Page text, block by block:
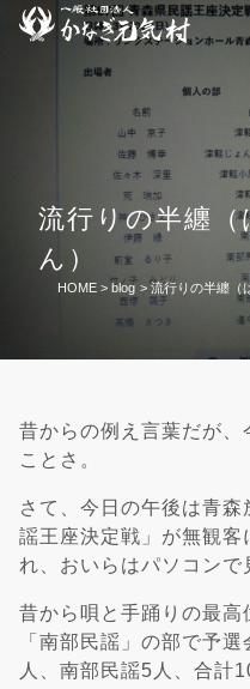
流行りの半纏
ん）
HOME > blog > 流行りの半纏（
昔からの例え言葉だが、
ことさ。
さて、今日の午後は青
謡王座決定戦」が無観客
れ、おいらはパソコンで
昔から唄と手踊りの最高
「南部民謡」の部で予
人、南部民謡5人、合計